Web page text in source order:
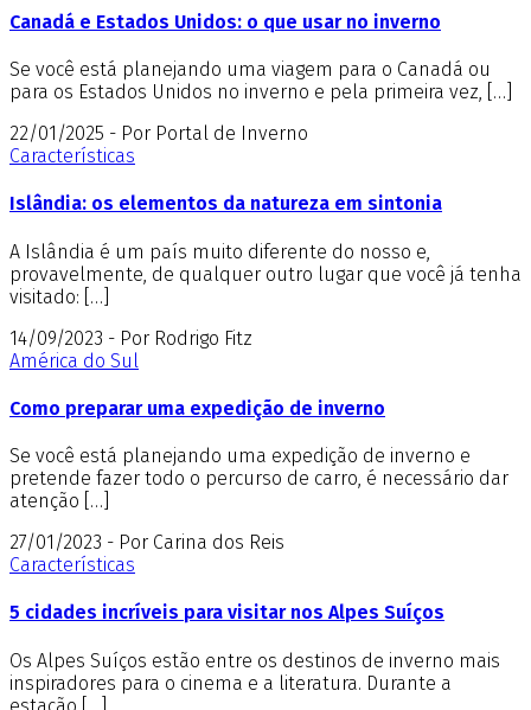
Canadá e Estados Unidos: o que usar no inverno
Se você está planejando uma viagem para o Canadá ou
para os Estados Unidos no inverno e pela primeira vez, […]
22/01/2025 - Por Portal de Inverno
Características
Islândia: os elementos da natureza em sintonia
A Islândia é um país muito diferente do nosso e,
provavelmente, de qualquer outro lugar que você já tenha
visitado: […]
14/09/2023 - Por Rodrigo Fitz
América do Sul
Como preparar uma expedição de inverno
Se você está planejando uma expedição de inverno e
pretende fazer todo o percurso de carro, é necessário dar
atenção […]
27/01/2023 - Por Carina dos Reis
Características
5 cidades incríveis para visitar nos Alpes Suíços
Os Alpes Suíços estão entre os destinos de inverno mais
inspiradores para o cinema e a literatura. Durante a
estação […]